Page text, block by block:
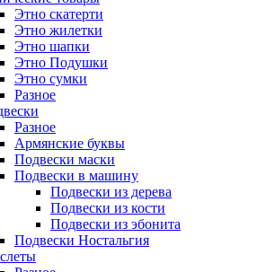
Этно скатерти
Этно жилетки
Этно шапки
Этно Подушки
Этно сумки
Разное
Разное
Армянские буквы
Подвески маски
Подвески в машину
Подвески из дерева
Подвески из кости
Подвески из эбонита
Подвески Ностальгия